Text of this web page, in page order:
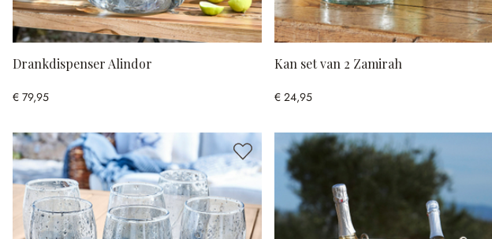
Drankdispenser Alindor
€ 79,95
Kan set van 2 Zamirah
€ 24,95